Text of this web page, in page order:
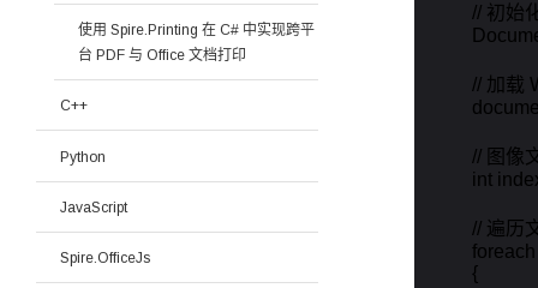
//
//
//
int
//
            {
使用 Spire.Printing 在 C# 中实现跨平
台 PDF 与 Office 文档打印
C++
Python
JavaScript
Spire.OfficeJs